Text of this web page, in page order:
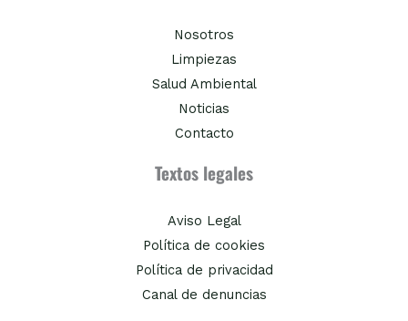
Nosotros
Limpiezas
Salud Ambiental
Noticias
Contacto
Textos legales
Aviso Legal
Política de cookies
Política de privacidad
Canal de denuncias